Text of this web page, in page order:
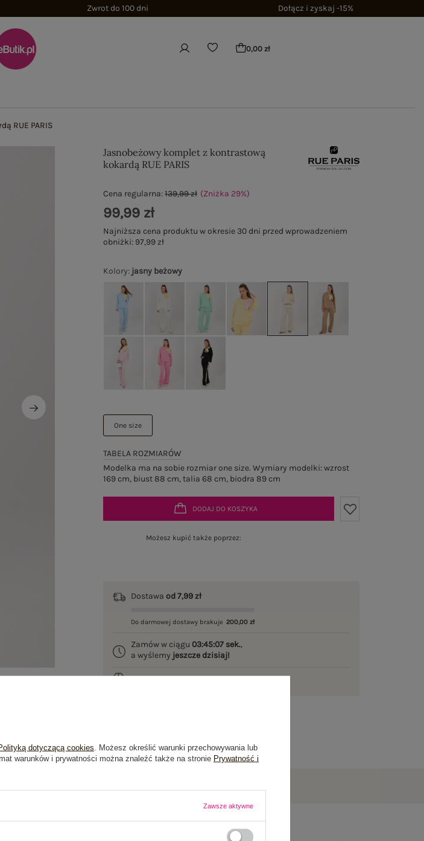
Zwrot do 100 dni Dołącz i zyskaj -15%
0,00 zł
RUE PARIS
Jasnobeżowy komplet z kontrastową
kokardą RUE PARIS
Kolory: jasny beżowy
One size
TABELA ROZMIARÓW
Modelka ma na sobie rozmiar one size. Wymiary modelki: wzrost
169 cm, biust 88 cm, talia 68 cm, biodra 89 cm
Cena regularna:139,99 zł (Zniżka 29%)
99,99 zł
Najniższa cena produktu w okresie 30 dni przed wprowadzeniem
obniżki: 97,99 zł
DODAJ DO KOSZYKA
Możesz kupić także poprzez:
Dostawaod 7,99 zł
Do darmowej dostawy brakuje 200,00 zł
Zamów w ciągu03:45:06 sek.,
a wyślemy jeszcze dzisiaj!
dotyczącą cookies . Możesz określić warunki przechowywania lub
warunków i prywatności można znaleźć także na stronie Prywatność i
Zawsze aktywne